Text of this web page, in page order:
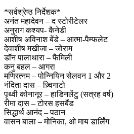
*सर्वश्रेष्ठ निर्देशक*
अनंत महादेवन – द स्टोरीटेलर
अनुराग कश्यप- कैनेडी
आशीष अविनाश बेंडे – आत्मा-पैम्फलेट
देवाशीष मखीजा – जोराम
डॉन पालाथारा – फैमिली
कनु बहल – आगरा
मणिरत्नम – पोन्नियिन सेलवन 1 और 2
नंदिता दास – ज़्विगाटो
पृथ्वी कोनानूर – हाडिनलेंटु (सत्रह वर्ष)
रीमा दास – टोरस हसबैंड
सिद्धार्थ आनंद – पठान
वासन बाला – मोनिका, ओ माय डार्लिंग